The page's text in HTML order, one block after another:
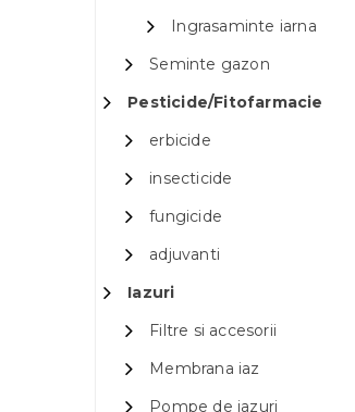
Ingrasaminte iarna
Seminte gazon
Pesticide/Fitofarmacie
erbicide
insecticide
fungicide
adjuvanti
Iazuri
Filtre si accesorii
Membrana iaz
Pompe de iazuri